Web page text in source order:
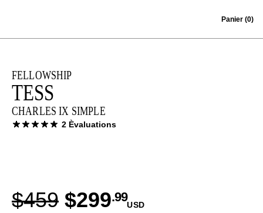
Panier (0)
FELLOWSHIP
TESS
CHARLES IX SIMPLE
2 Èvaluations
$459 $299.99
USD